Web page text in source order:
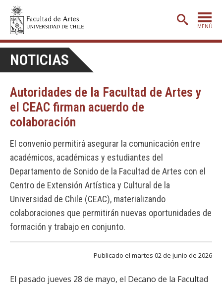
MENÚ
ADMISIÓN
ETAPA BÁSICA
CARRERAS
EXTENSIÓN
CREACIÓN E INVESTIGACIÓN
BIBLIOTECA
DEPARTAMENTOS
FACULTAD
NOTICIAS
Autoridades de la Facultad de Artes y
el CEAC firman acuerdo de
colaboración
El convenio permitirá asegurar la comunicación entre
académicos, académicas y estudiantes del
Departamento de Sonido de la Facultad de Artes con el
Centro de Extensión Artística y Cultural de la
Universidad de Chile (CEAC), materializando
colaboraciones que permitirán nuevas oportunidades de
formación y trabajo en conjunto.
Publicado el martes 02 de junio de 2026
El pasado jueves 28 de mayo, el Decano de la Facultad